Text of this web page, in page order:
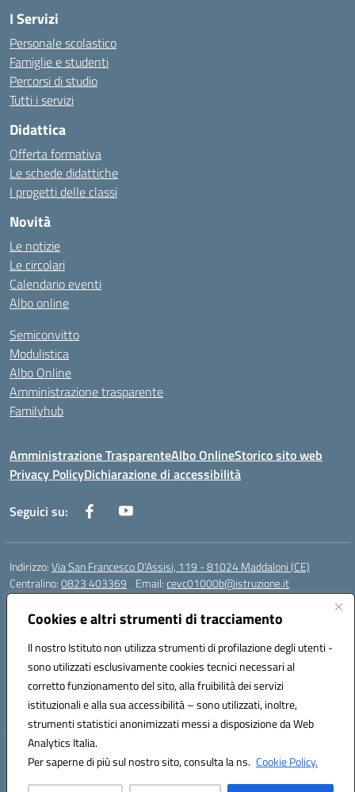
Cookies e altri strumenti di tracciamento
Il nostro Istituto non utilizza strumenti di profilazione degli utenti -
sono utilizzati esclusivamente cookies tecnici necessari al
corretto funzionamento del sito, alla fruibilità dei servizi
istituzionali e alla sua accessibilità – sono utilizzati, inoltre,
strumenti statistici anonimizzati messi a disposizione da Web
Analytics Italia.
Per saperne di più sul nostro sito, consulta la ns. Cookie Policy.
I Servizi
Personale scolastico
Famiglie e studenti
Percorsi di studio
Tutti i servizi
Didattica
Offerta formativa
Le schede didattiche
I progetti delle classi
Novità
Le notizie
Le circolari
Calendario eventi
Albo online
Semiconvitto
Modulistica
Albo Online
Amministrazione trasparente
Familyhub
Amministrazione TrasparenteAlbo OnlineStorico sito web
Privacy PolicyDichiarazione di accessibilità
Seguici su:
Indirizzo:Via San Francesco D'Assisi, 119 - 81024 Maddaloni (CE)
Centralino:0823 403369 Email:cevc01000b@istruzione.it
Posta elettronica certificata (PEC):
Codice fiscale: 80004990612 (Convitto) - 93044680614 (Scuole
Annesse)
Codice meccanografico:CEVC01000B
Codice Indice delle Pubbliche Amministrazioni (IPA): istsc_cevc01000b
Codice unico di fatturazione (CUF): ZUT1RT
Hosting & Powered by 3D Solution S.r.l.
Concept & Design by Designers Italia